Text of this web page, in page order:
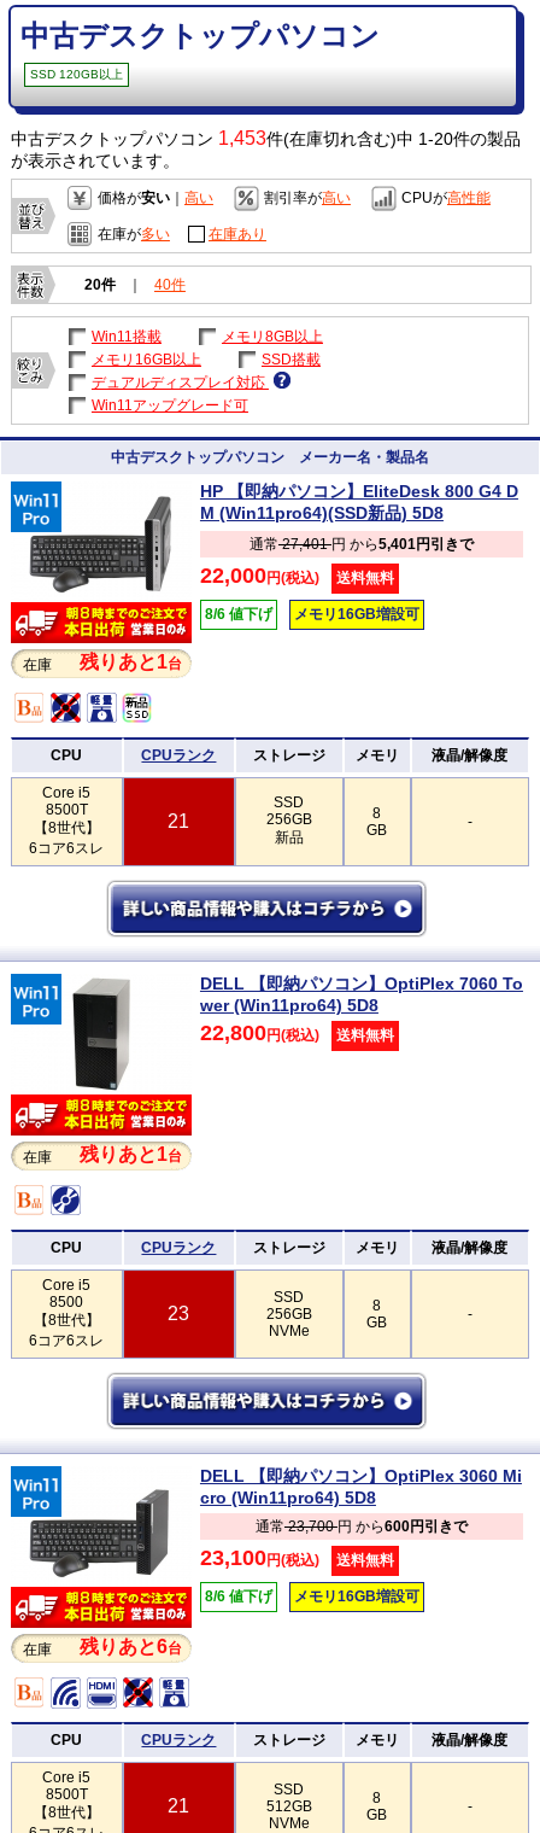
中古デスクトップパソコン
SSD 120GB以上
中古デスクトップパソコン 1,453件(在庫切れ含む)中 1-20件の製品
が表示されています。
価格が安い｜ 高い 割引率が高い CPUが高性能
在庫が多い 在庫あり
20件 ｜ 40件
Win11搭載
メモリ8GB以上
メモリ16GB以上
SSD搭載
デュアルディスプレイ対応
Win11アップグレード可
中古デスクトップパソコン メーカー名・製品名
在庫 残りあと1台
HP 【即納パソコン】EliteDesk 800 G4 D
M (Win11pro64)(SSD新品) 5D8
通常27,401円 から5,401円引きで
22,000円(税込) 送料無料
8/6 値下げ メモリ16GB増設可
CPU CPUランク ストレージ メモリ 液晶/解像度
Core i5
8500T
【8世代】
6コア6スレ
21
SSD
256GB
新品
8
GB
-
在庫 残りあと1台
DELL 【即納パソコン】OptiPlex 7060 To
wer (Win11pro64) 5D8
22,800円(税込) 送料無料
CPU CPUランク ストレージ メモリ 液晶/解像度
Core i5
8500
【8世代】
6コア6スレ
23
SSD
256GB
NVMe
8
GB
-
在庫 残りあと6台
DELL 【即納パソコン】OptiPlex 3060 Mi
cro (Win11pro64) 5D8
通常23,700円 から600円引きで
23,100円(税込) 送料無料
8/6 値下げ メモリ16GB増設可
CPU CPUランク ストレージ メモリ 液晶/解像度
Core i5
8500T
【8世代】
21
SSD
512GB
NVMe
8
GB
-